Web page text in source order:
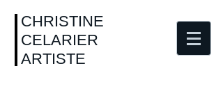
CHRISTINE
CELARIER
ARTISTE